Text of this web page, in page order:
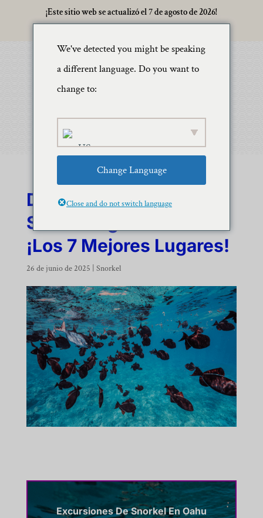
¡Este sitio web se actualizó el 7 de agosto de 2026!
Dónde Encontrar Buen
Snorkeling En Oahu:
¡los 7 Mejores Lugares!
26 de junio de 2025 Snorkel
Excursiones De Snorkel En Oahu
We've detected you might be speaking
a different language. Do you want to
change to:
Change Language
Close and do not switch language